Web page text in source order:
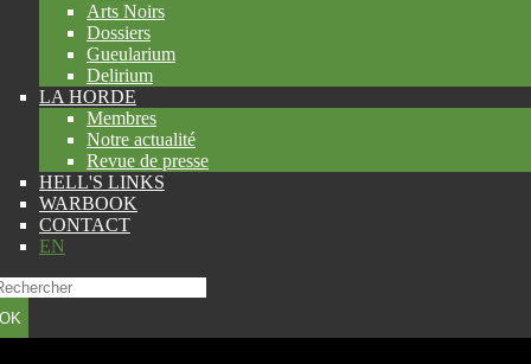
Arts Noirs
Dossiers
Gueularium
Delirium
LA HORDE
Membres
Notre actualité
Revue de presse
HELL'S LINKS
WARBOOK
CONTACT
EN
OK